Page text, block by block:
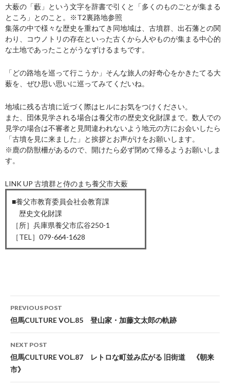
大薮の「藪」という文字を辞書で引くと「多くのものごとが集まる
ところ」とのこと。※T2裏路地参照
集落の中で様々な歴史を重ねてき同地域は、 古墳群、出石藩との関
わり、コウノトリの存在といった古くから人やものが集まる中心的
な土地であったことがうなずけるまちです。
「どの路地を巡って行こうか」そんな旅人の好奇心をかきたてる大
薮を、ぜひ思い思いに巡ってみてくだいね。
地域に残る古墳に近づく際はヒルにお気をつけください。
また、団体見学される場合は養父市の歴史文化財課まで。数人での
見学の場合は不審者と見間違われないよう地元の方にお会いしたら
「古墳を見に来ました」と挨拶とお声がけをお願いします。
※鹿の防獣柵があるので、 開けたら必ず閉めて帰るようお願いしま
す。
LINK UP 古墳群と侍のまち養父市大薮
■養父市教育委員会社会教育課
歴史文化財課
［所］兵庫県養父市広谷250-1
［TEL］079-664-1628
Post
navigation
PREVIOUS POST
但馬CULTURE VOL.85 登山家・加藤文太郎の軌跡
NEXT POST
但馬CULTURE VOL.87 レトロな町並み広がる 旧街道 《朝来
市》